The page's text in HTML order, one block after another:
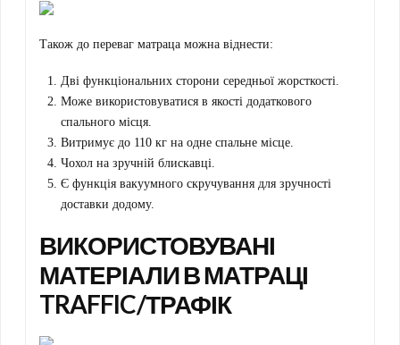
Також до переваг матраца можна віднести:
Дві функціональних сторони середньої жорсткості.
Може використовуватися в якості додаткового
спального місця.
Витримує до 110 кг на одне спальне місце.
Чохол на зручній блискавці.
Є функція вакуумного скручування для зручності
доставки додому.
ВИКОРИСТОВУВАНІ
МАТЕРІАЛИ В МАТРАЦІ
TRAFFIC/ТРАФІК